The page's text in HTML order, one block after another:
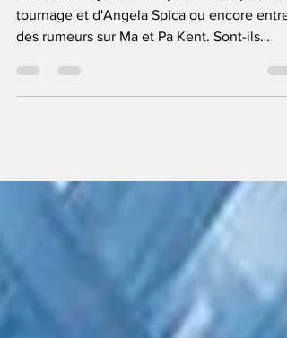
rumeurs !
Ces derniers jours, on a pu voir des photos
tournage et d'Angela Spica ou encore entre